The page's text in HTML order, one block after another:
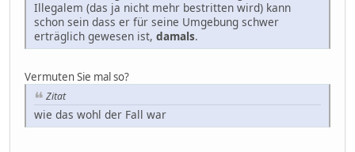
Illegalem (das ja nicht mehr bestritten wird) kann
schon sein dass er für seine Umgebung schwer
erträglich gewesen ist, damals.
Vermuten Sie mal so?
Zitat
wie das wohl der Fall war